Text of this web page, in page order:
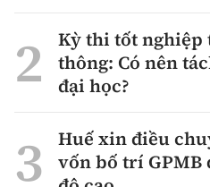
Kỳ thi tốt nghiệp
thông: Có nên
đại học?
Huế xin điều
vốn bố trí GPMB